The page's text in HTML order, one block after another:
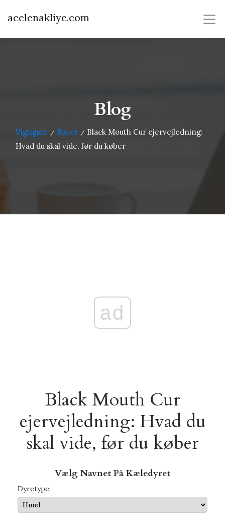
acelenakliye.com
Blog
Vigtigste / Racer / Black Mouth Cur ejervejledning:
Hvad du skal vide, før du køber
ad
Black Mouth Cur
ejervejledning: Hvad du
skal vide, før du køber
Vælg Navnet På Kæledyret
Dyretype: